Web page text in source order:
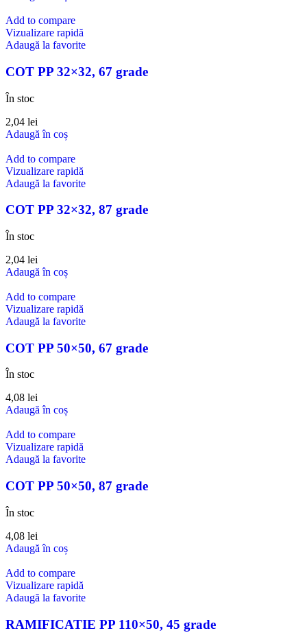
Add to compare
Vizualizare rapidă
Adaugă la favorite
COT PP 32×32, 67 grade
În stoc
2,04 lei
Adaugă în coș
Add to compare
Vizualizare rapidă
Adaugă la favorite
COT PP 32×32, 87 grade
În stoc
2,04 lei
Adaugă în coș
Add to compare
Vizualizare rapidă
Adaugă la favorite
COT PP 50×50, 67 grade
În stoc
4,08 lei
Adaugă în coș
Add to compare
Vizualizare rapidă
Adaugă la favorite
COT PP 50×50, 87 grade
În stoc
4,08 lei
Adaugă în coș
Add to compare
Vizualizare rapidă
Adaugă la favorite
RAMIFICATIE PP 110×50, 45 grade